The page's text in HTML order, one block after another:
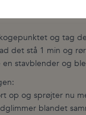
og tag
det stå 1 min og
stavblender og
op og sprøjter nu
blandet